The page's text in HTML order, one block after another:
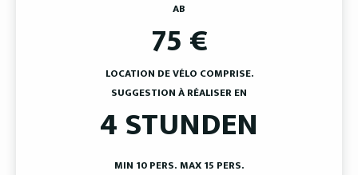
AB
75€
LOCATION DE VÉLO COMPRISE.
SUGGESTION À RÉALISER EN
4 STUNDEN
MIN 10 PERS. MAX 15 PERS.